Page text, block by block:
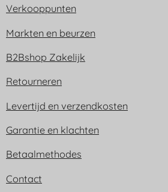
Verkooppunten
Markten en beurzen
B2Bshop Zakelijk
Retourneren
Levertijd en verzendkosten
Garantie en klachten
Betaalmethodes
Contact